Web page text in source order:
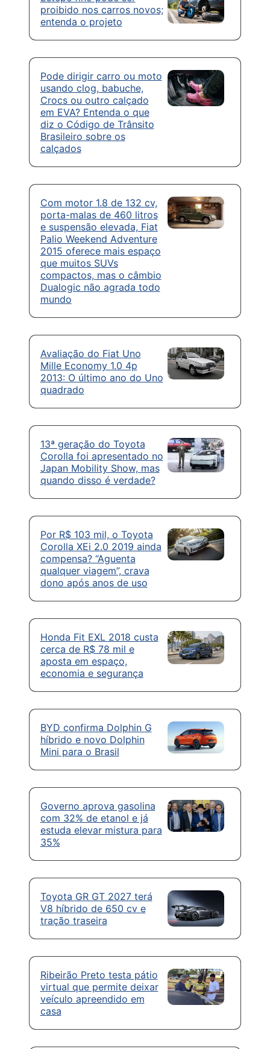
proibido nos carros novos;
entenda o projeto
Pode dirigir carro ou moto
usando clog, babuche,
Crocs ou outro calçado
em EVA? Entenda o que
diz o Código de Trânsito
Brasileiro sobre os
calçados
Com motor 1.8 de 132 cv,
porta-malas de 460 litros
e suspensão elevada, Fiat
Palio Weekend Adventure
2015 oferece mais espaço
que muitos SUVs
compactos, mas o câmbio
Dualogic não agrada todo
mundo
Avaliação do Fiat Uno
Mille Economy 1.0 4p
2013: O último ano do Uno
quadrado
13ª geração do Toyota
Corolla foi apresentado no
Japan Mobility Show, mas
quando disso é verdade?
Por R$ 103 mil, o Toyota
Corolla XEi 2.0 2019 ainda
compensa? “Aguenta
qualquer viagem”, crava
dono após anos de uso
Honda Fit EXL 2018 custa
cerca de R$ 78 mil e
aposta em espaço,
economia e segurança
BYD confirma Dolphin G
híbrido e novo Dolphin
Mini para o Brasil
Governo aprova gasolina
com 32% de etanol e já
estuda elevar mistura para
35%
Toyota GR GT 2027 terá
V8 híbrido de 650 cv e
tração traseira
Ribeirão Preto testa pátio
virtual que permite deixar
veículo apreendido em
casa